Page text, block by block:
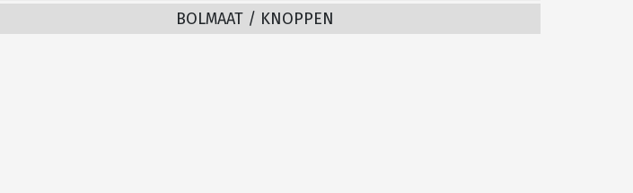
BOLMAAT / KNOPPEN